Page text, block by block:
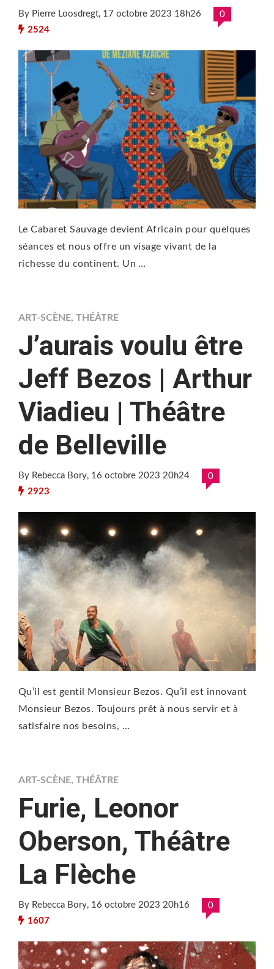
By Pierre Loosdregt, 17 octobre 2023 18h26
0
2524
Le Cabaret Sauvage devient Africain pour quelques
séances et nous offre un visage vivant de la
richesse du continent. Un …
ART-SCÈNE, THÉÂTRE
J’aurais voulu être
Jeff Bezos | Arthur
Viadieu | Théâtre
de Belleville
By Rebecca Bory, 16 octobre 2023 20h24
0
2923
Qu’il est gentil Monsieur Bezos. Qu’il est innovant
Monsieur Bezos. Toujours prêt à nous servir et à
satisfaire nos besoins, …
ART-SCÈNE, THÉÂTRE
Furie, Leonor
Oberson, Théâtre
La Flèche
By Rebecca Bory, 16 octobre 2023 20h16
0
1607